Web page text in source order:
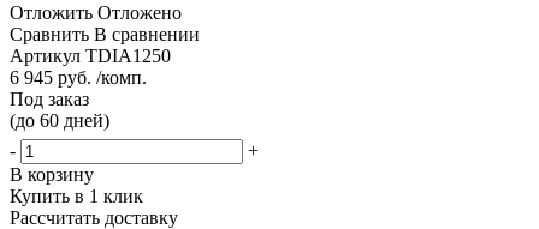
Отложить Отложено
Сравнить В сравнении
Артикул TDIA1250
6 945 руб. /комп.
Под заказ
(до 60 дней)
-
+
В корзину
Купить в 1 клик
Рассчитать доставку